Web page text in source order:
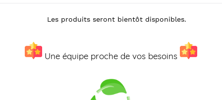
e
t
Les produits seront bientôt disponibles.
Une équipe proche de vos besoins